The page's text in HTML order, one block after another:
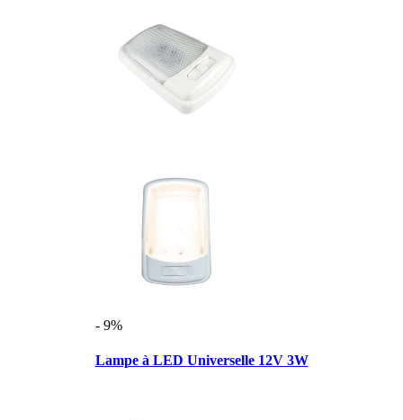
- 9%
Lampe à LED Universelle 12V 3W